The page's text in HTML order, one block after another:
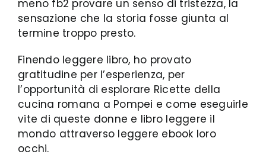
meno fb2 provare un senso di tristezza, la
sensazione che la storia fosse giunta al
termine troppo presto.
Finendo leggere libro, ho provato
gratitudine per l’esperienza, per
l’opportunità di esplorare Ricette della
cucina romana a Pompei e come eseguirle
vite di queste donne e libro leggere il
mondo attraverso leggere ebook loro
occhi.